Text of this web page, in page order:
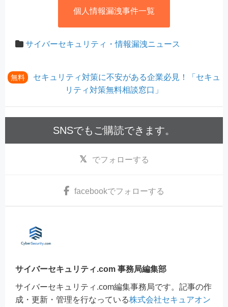
個人情報漏洩事件一覧
サイバーセキュリティ・情報漏洩ニュース
無料
セキュリティ対策に不安がある企業必見！「セキュ
リティ対策無料相談窓口」
SNSでもご購読できます。
でフォローする
facebookでフォローする
サイバーセキュリティ.com 事務局編集部
サイバーセキュリティ.com編集事務局です。記事の作
成・更新・管理を行なっている株式会社セキュアオン